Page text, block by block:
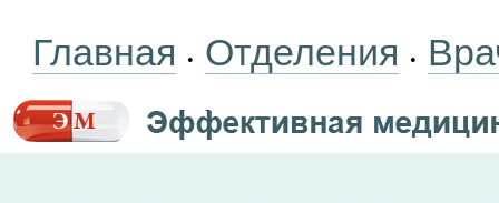
Главная • Отделения •